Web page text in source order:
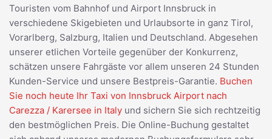
Touristen vom Bahnhof und Airport Innsbruck in
verschiedene Skigebieten und Urlaubsorte in ganz Tirol,
Vorarlberg, Salzburg, Italien und Deutschland. Abgesehen
unserer etlichen Vorteile gegenüber der Konkurrenz,
schätzen unsere Fahrgäste vor allem unseren 24 Stunden
Kunden-Service und unsere Bestpreis-Garantie. Buchen
Sie noch heute Ihr Taxi von Innsbruck Airport nach
Carezza / Karersee in Italy und sichern Sie sich rechtzeitig
den bestmöglichen Preis. Die Online-Buchung gestaltet